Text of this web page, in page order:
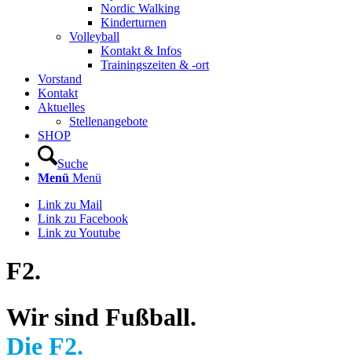
Nordic Walking
Kinderturnen
Volleyball
Kontakt & Infos
Trainingszeiten & -ort
Vorstand
Kontakt
Aktuelles
Stellenangebote
SHOP
Suche
Menü Menü
Link zu Mail
Link zu Facebook
Link zu Youtube
F2.
Wir sind Fußball.
Die F2.